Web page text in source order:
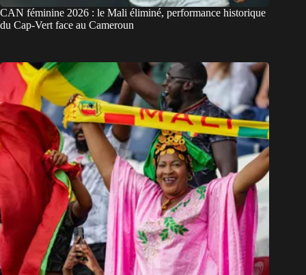
CAN féminine 2026 : le Mali éliminé, performance historique
du Cap-Vert face au Cameroun